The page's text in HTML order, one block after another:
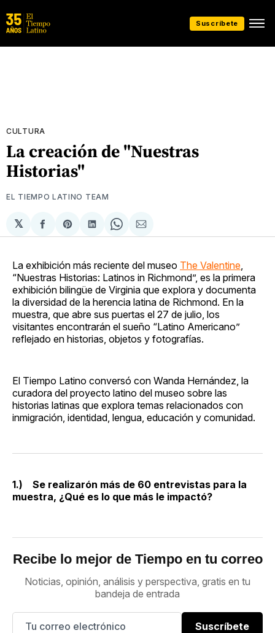
Suscríbete
CULTURA
La creación de "Nuestras
Historias"
EL TIEMPO LATINO TEAM
𝕏
Compartir
en
Share
on
Compartir
en
Share
on
Compartir
via
La exhibición más reciente del museo The Valentine
“Nuestras Historias: Latinos in Richmond”, es la primera
exhibición bilingüe de Virginia que explora y documenta
la diversidad de la herencia latina de Richmond. En la
muestra, que abre sus puertas el 27 de julio, los
visitantes encontrarán el sueño “Latino Americano”
reflejado en historias, objetos y fotografías.
El Tiempo Latino conversó con Wanda Hernández, la
curadora del proyecto latino del museo sobre las
historias latinas que explora temas relacionados con
inmigración, identidad, lengua, educación y comunidad.
1.) Se realizarón más de 60 entrevistas para la
muestra, ¿Qué es lo que más le impactó?
Recibe lo mejor de Tiempo en tu correo
Noticias, opinión, análisis y perspectiva, gratis en tu
bandeja de entrada
Suscríbete